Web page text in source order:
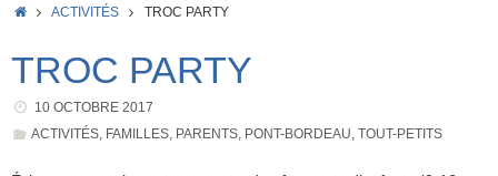
ACCUEIL
ACTIVITÉS TROC PARTY
TROC PARTY
10 OCTOBRE 2017
ACTIVITÉS, FAMILLES, PARENTS, PONT-BORDEAU TOUT-PETITS